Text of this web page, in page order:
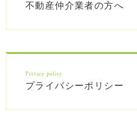
不動産仲介業者の方へ
Privacy policy
プライバシーポリシー